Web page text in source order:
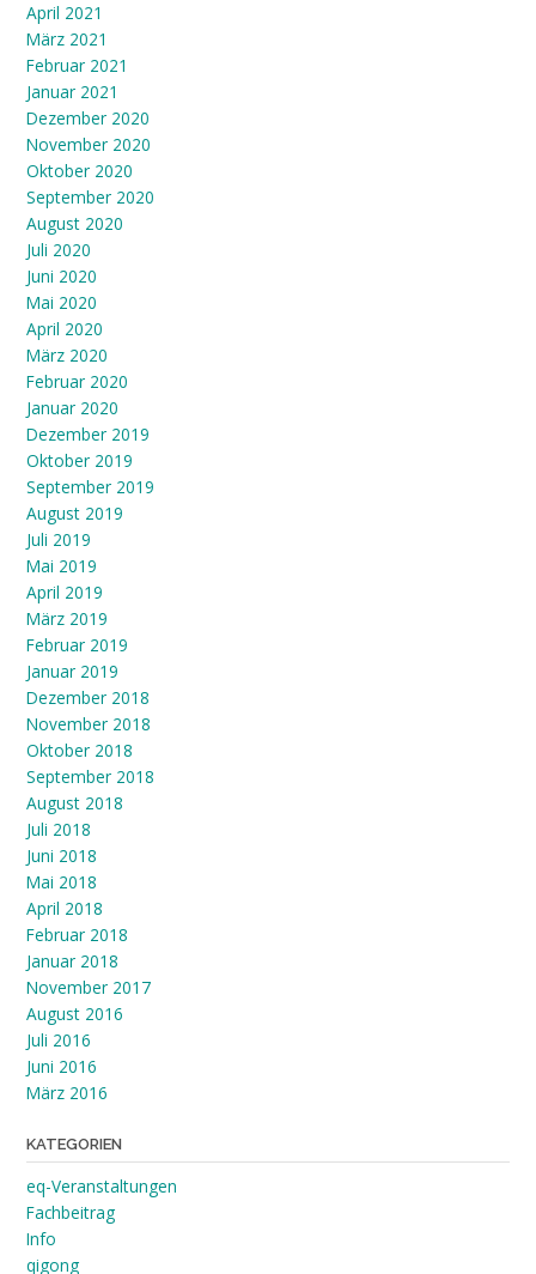
April 2021
März 2021
Februar 2021
Januar 2021
Dezember 2020
November 2020
Oktober 2020
September 2020
August 2020
Juli 2020
Juni 2020
Mai 2020
April 2020
März 2020
Februar 2020
Januar 2020
Dezember 2019
Oktober 2019
September 2019
August 2019
Juli 2019
Mai 2019
April 2019
März 2019
Februar 2019
Januar 2019
Dezember 2018
November 2018
Oktober 2018
September 2018
August 2018
Juli 2018
Juni 2018
Mai 2018
April 2018
Februar 2018
Januar 2018
November 2017
August 2016
Juli 2016
Juni 2016
März 2016
KATEGORIEN
eq-Veranstaltungen
Fachbeitrag
Info
qigong